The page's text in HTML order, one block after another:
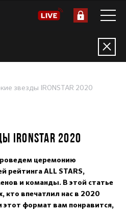
звезды IRONSTAR 2020
IRONSTAR 2020
церемонию
рейтинга ALL STARS,
и команды. В этой статье
впечатлил нас в 2020
этот формат вам понравится,